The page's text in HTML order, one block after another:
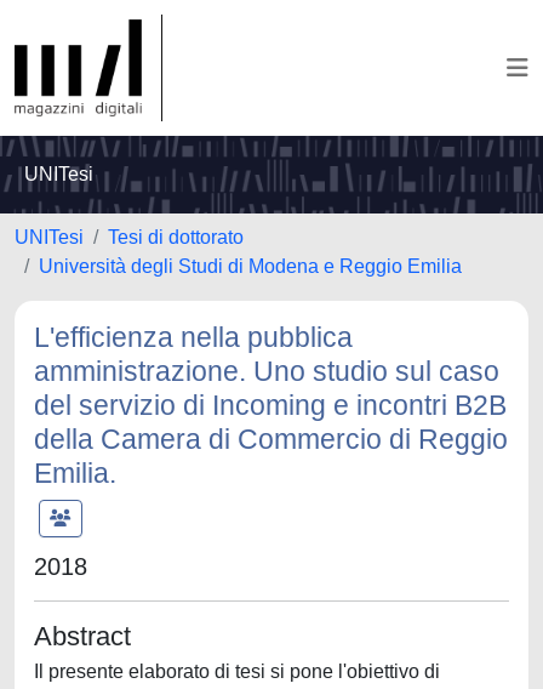
UNITesi
UNITesi
Tesi di dottorato
Università degli Studi di Modena e Reggio Emilia
L'efficienza nella pubblica
amministrazione. Uno studio sul caso
del servizio di Incoming e incontri B2B
della Camera di Commercio di Reggio
Emilia.
2018
Abstract
Il presente elaborato di tesi si pone l'obiettivo di